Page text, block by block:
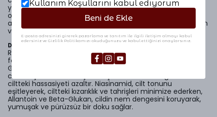
yardımcı olurken, kolajen üretimini teşvik eder. Sonuç
olarak, cilt daha genç ve canlı bir görünüm kazanır. Bu
aşama, cildin doğal yenilenme sürecini destekleyerek, uzun
vadede daha sağlıklı bir cilt yapısı oluşturur.
Diren: Güçlü Cilt Bariyeri
Retinolün potansiyel tahriş etkilerini önlemek amacıyla
formüle edilen At Kestanesi, Niasinamid, Allantoin ve Beta-
Glukan gibi bileşenler, cilt bariyerini güçlendirir. Bu aşama,
cildin dış etkenlere karşı direnç kazanmasını sağlar ve
ciltteki hassasiyeti azaltır. Niasinamid, cilt tonunu
eşitleyerek, ciltteki kızarıklık ve tahrişleri minimize ederken,
Allantoin ve Beta-Glukan, cildin nem dengesini koruyarak,
yumuşak ve pürüzsüz bir doku sağlar.
Kullanım Koşullarını kabul ediyorum
Beni de Ekle
E-posta adresinizi girerek pazarlama ve tanıtım ile ilgili iletişim almayı kabul
edersiniz ve Gizlilik Politikamızı okuduğunuzu ve kabul ettiğinizi onaylarsınız.